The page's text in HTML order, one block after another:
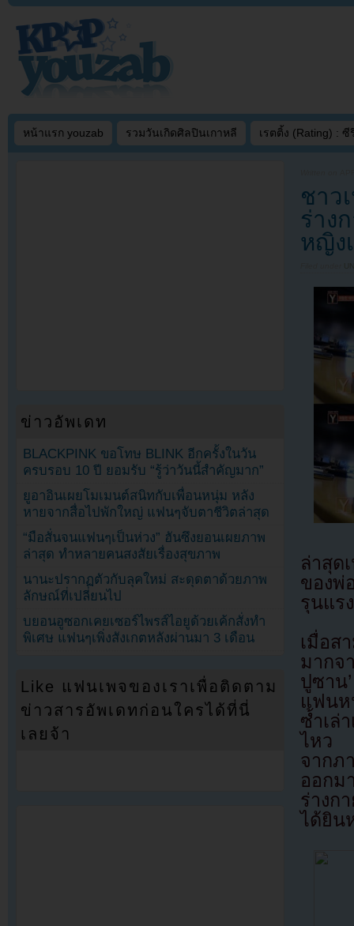
หน้าแรก youzab รวมวันเกิดศิลปินเกาหลี เรตติ้ง (Rating) : ซี
ชาว
ร่าง
หญิง
ล่าสุด
ของพ่
รุนแร
เมื่อส
มากจ
ปูซาน
แฟนห
ซ้ำเล่
ไหว
จากภ
ออกม
ร่างก
ได้ยิน
ข่าวอัพเดท
BLACKPINK ขอโทษ BLINK อีกครั้งในวัน
ครบรอบ 10 ปี ยอมรับ “รู้ว่าวันนี้สำคัญมาก”
ยูอาอินเผยโมเมนต์สนิทกับเพื่อนหนุ่ม หลัง
หายจากสื่อไปพักใหญ่ แฟนๆจับตาชีวิตล่าสุด
“มือสั่นจนแฟนๆเป็นห่วง” ฮันซึงยอนเผยภาพ
ล่าสุด ทำหลายคนสงสัยเรื่องสุขภาพ
นานะปรากฏตัวกับลุคใหม่ สะดุดตาด้วยภาพ
ลักษณ์ที่เปลี่ยนไป
บยอนอูซอกเคยเซอร์ไพรส์ไอยูด้วยเค้กสั่งทำ
พิเศษ แฟนๆเพิ่งสังเกตหลังผ่านมา 3 เดือน
Like แฟนเพจของเราเพื่อติดตาม
ข่าวสารอัพเดทก่อนใครได้ที่นี่
เลยจ้า